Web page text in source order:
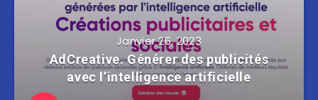
Janvier 26, 2023
AdCreative. Générer des publicités
avec l’intelligence artificielle